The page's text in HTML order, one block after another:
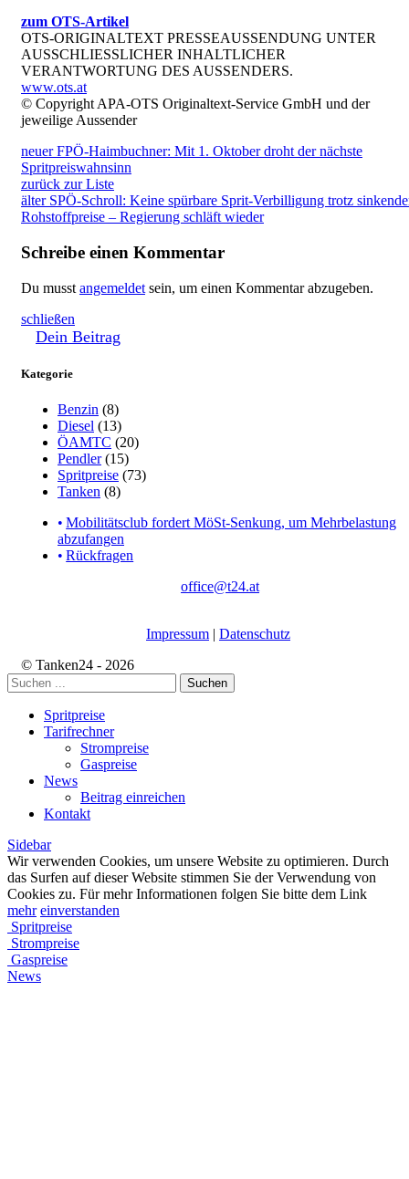
zum OTS-Artikel
OTS-ORIGINALTEXT PRESSEAUSSENDUNG UNTER
AUSSCHLIESSLICHER INHALTLICHER
VERANTWORTUNG DES AUSSENDERS.
www.ots.at
© Copyright APA-OTS Originaltext-Service GmbH und der
jeweilige Aussender
neuer FPÖ-Haimbuchner: Mit 1. Oktober droht der nächste
Spritpreiswahnsinn
zurück zur Liste
älter SPÖ-Schroll: Keine spürbare Sprit-Verbilligung trotz
Rohstoffpreise – Regierung schläft wieder
Schreibe einen Kommentar
Du musst angemeldet sein, um einen Kommentar abzugeben.
schließen
Dein Beitrag
Kategorie
Benzin (8)
Diesel (13)
ÖAMTC (20)
Pendler(15)
Spritpreise (73)
Tanken (8)
Mobilitätsclub fordert MöSt-Senkung, um Mehrbelastung
abzufangen
Rückfragen
office@t24.at
Impressum | Datenschutz
© Tanken24 - 2026
Suchen
Spritpreise
Tarifrechner
Strompreise
Gaspreise
News
Beitrag einreichen
Kontakt
Sidebar
Wir verwenden Cookies, um unsere Website zu optimieren. Durch
das Surfen auf dieser Website stimmen Sie der Verwendung von
Cookies zu. Für mehr Informationen folgen Sie bitte dem Link
mehr einverstanden
Spritpreise
Strompreise
Gaspreise
News